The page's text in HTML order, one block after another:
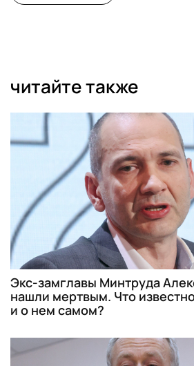
читайте также
Экс-замглавы Минтруда
нашли мертвым. Что
и о нем самом?